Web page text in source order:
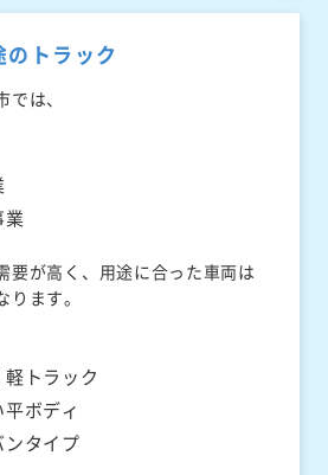
トラック
は、
業
要が高く、用途に合った車両は
ます。
トラック
ボディ
ンタイプ